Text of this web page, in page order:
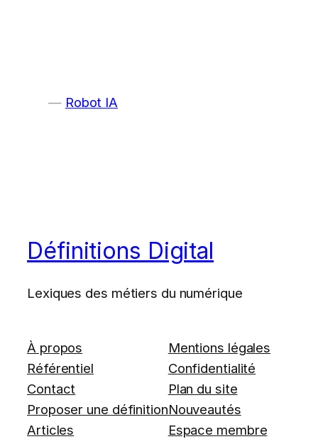
Robot IA
Définitions Digital
Lexiques des métiers du numérique
À propos
Référentiel
Contact
Proposer une définition
Articles
Mentions légales
Confidentialité
Plan du site
Nouveautés
Espace membre